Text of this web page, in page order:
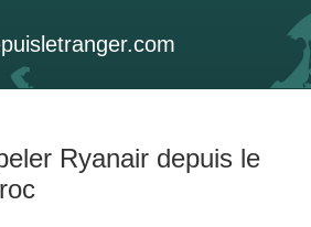
letranger.com
Ryanair depuis le